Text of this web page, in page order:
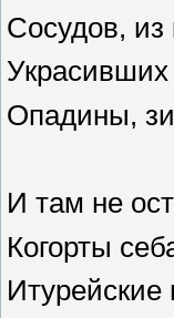
Сосудов, из
Опадины,
И там не
Когорты